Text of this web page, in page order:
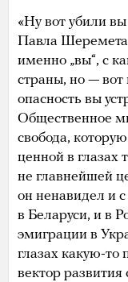
«Ну вот убили
Павла
именно „вы“, с
страны, но — вот
опасность вы
Общественное
свобода,
ценной в глазах
не главнейшей
он ненавидел и
в Беларуси, и в
эмиграции в
глазах какую-то
вектор